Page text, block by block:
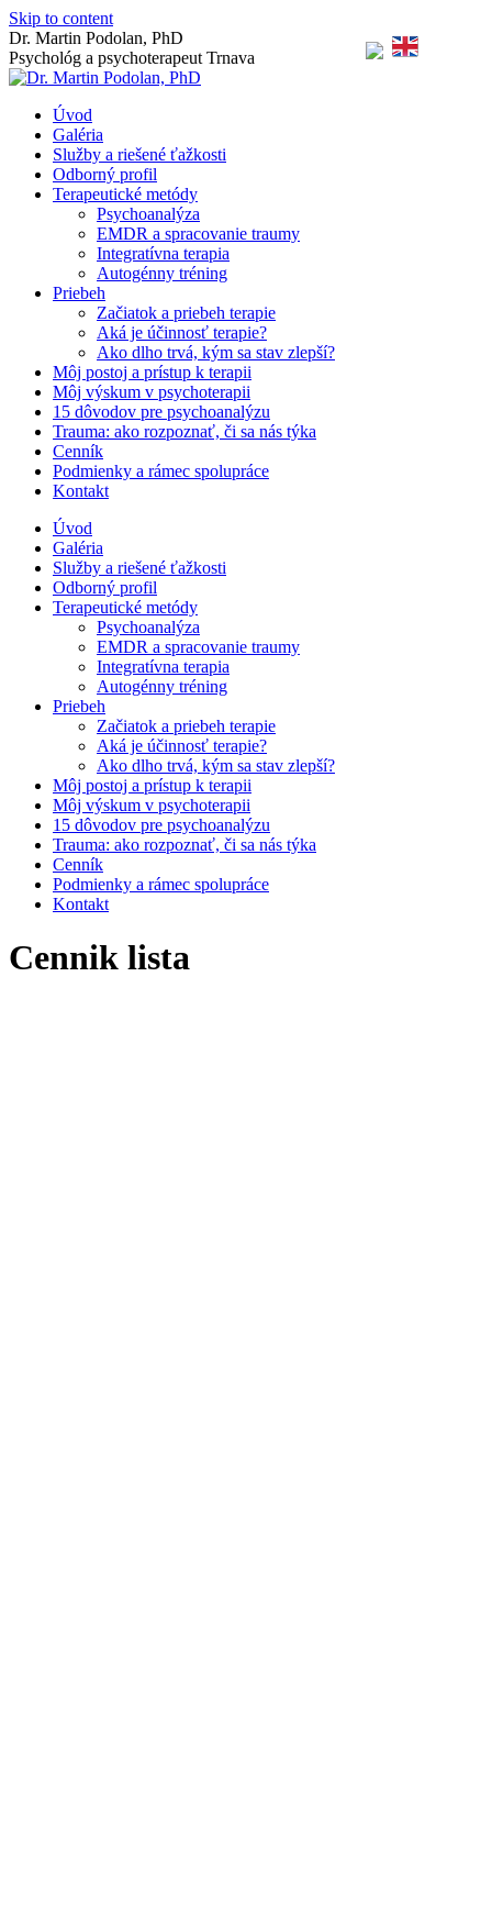
Skip to content
Dr. Martin Podolan, PhD
Psychológ a psychoterapeut Trnava
Úvod
Galéria
Služby a riešené ťažkosti
Odborný profil
Terapeutické metódy
Psychoanalýza
EMDR a spracovanie traumy
Integratívna terapia
Autogénny tréning
Priebeh
Začiatok a priebeh terapie
Aká je účinnosť terapie?
Ako dlho trvá, kým sa stav zlepší?
Môj postoj a prístup k terapii
Môj výskum v psychoterapii
15 dôvodov pre psychoanalýzu
Trauma: ako rozpoznať, či sa nás týka
Cenník
Podmienky a rámec spolupráce
Kontakt
Úvod
Galéria
Služby a riešené ťažkosti
Odborný profil
Terapeutické metódy
Psychoanalýza
EMDR a spracovanie traumy
Integratívna terapia
Autogénny tréning
Priebeh
Začiatok a priebeh terapie
Aká je účinnosť terapie?
Ako dlho trvá, kým sa stav zlepší?
Môj postoj a prístup k terapii
Môj výskum v psychoterapii
15 dôvodov pre psychoanalýzu
Trauma: ako rozpoznať, či sa nás týka
Cenník
Podmienky a rámec spolupráce
Kontakt
Cennik lista